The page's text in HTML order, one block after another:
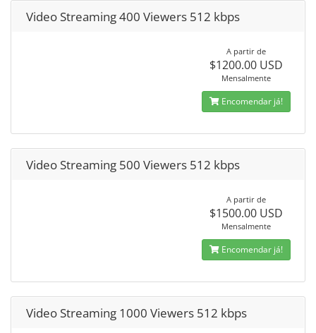
Video Streaming 400 Viewers 512 kbps
A partir de
$1200.00 USD
Mensalmente
Encomendar já!
Video Streaming 500 Viewers 512 kbps
A partir de
$1500.00 USD
Mensalmente
Encomendar já!
Video Streaming 1000 Viewers 512 kbps